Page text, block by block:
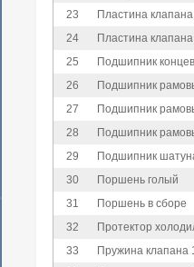
23
Пластина
24
Пластина
25
Подшипник
26
Подшипник
27
Подшипник
28
Подшипник
29
Подшипник
30
Поршень голый
31
Поршень в сборе
32
Протектор
33
Пружина клапана